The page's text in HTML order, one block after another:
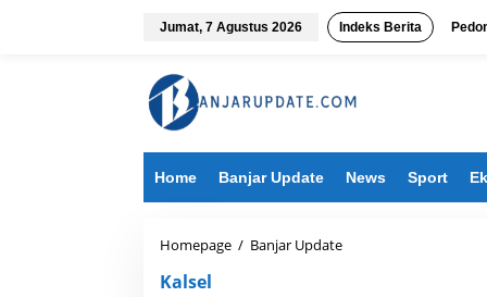
Jumat, 7 Agustus 2026 Indeks Berita
Home Banjar Update News Sport
Homepage / Banjar Update
Kalsel